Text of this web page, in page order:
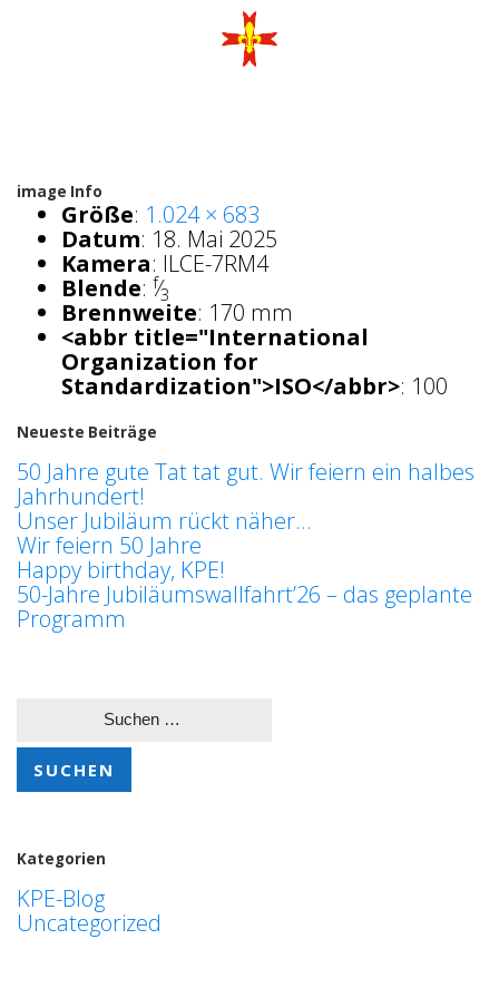
image Info
Größe: 1.024 × 683
Datum: 18. Mai 2025
Kamera: ILCE-7RM4
Blende: f⁄3
Brennweite: 170 mm
<abbr title="International
Organization for
Standardization">ISO</abbr>: 100
Neueste Beiträge
50 Jahre gute Tat tat gut. Wir feiern ein halbes
Jahrhundert!
Unser Jubiläum rückt näher…
Wir feiern 50 Jahre
Happy birthday, KPE!
50-Jahre Jubiläumswallfahrt’26 – das geplante
Programm
Kategorien
KPE-Blog
Uncategorized